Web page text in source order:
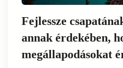
Fejlessze
annak érdekében,
megállapodásokat